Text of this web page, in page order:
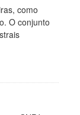
como
O conjunto